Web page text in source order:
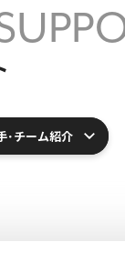
･チーム紹介